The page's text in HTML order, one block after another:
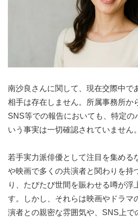
南沙良さんに関して、現在交際中で
相手は存在しません。所属事務所か
SNS等での報告においても、特定の
いう事実は一切確認されていません。
若手実力派俳優として注目を集める
や映画で多くの共演者と関わりを持
り、たびたび世間を賑わせる噂が浮
す。しかし、それらは映画やドラマ
演者との親密な雰囲気や、SNS上で